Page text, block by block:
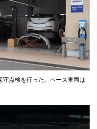
点検を行った。ベース車両は